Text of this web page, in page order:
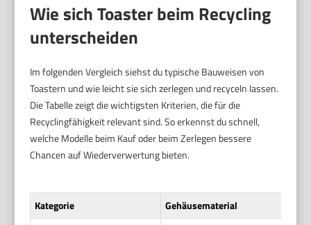
Wie sich Toaster beim Recycling
unterscheiden
Im folgenden Vergleich siehst du typische Bauweisen von
Toastern und wie leicht sie sich zerlegen und recyceln lassen.
Die Tabelle zeigt die wichtigsten Kriterien, die für die
Recyclingfähigkeit relevant sind. So erkennst du schnell,
welche Modelle beim Kauf oder beim Zerlegen bessere
Chancen auf Wiederverwertung bieten.
Kategorie
Gehäusematerial